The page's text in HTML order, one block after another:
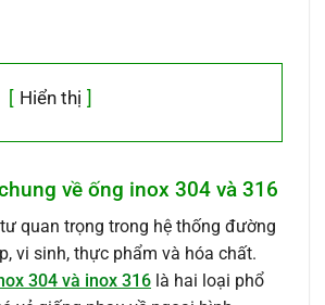
Hiển thị
về ống inox 304 và 316
quan trọng trong hệ thống đường
vi sinh, thực phẩm và hóa chất.
304 và inox 316 là hai loại phổ